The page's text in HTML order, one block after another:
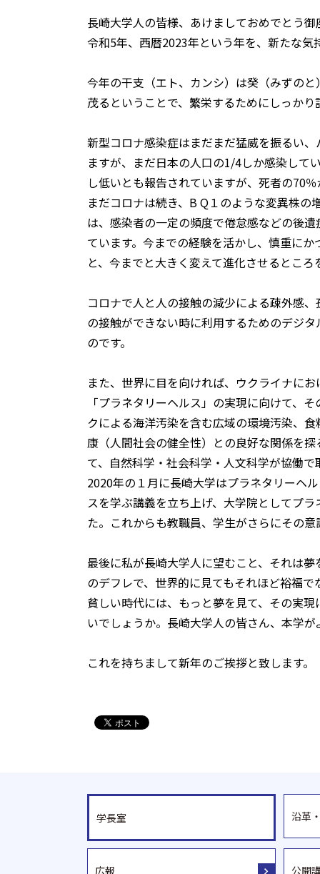
長崎大学人の皆様、あけましておめでとう御
令和5年、西暦2023年という年を、新たな気
今年の干支（エト、カンシ）は癸（みずの
茂るということで、繁栄するためにしっか
新型コロナ感染症はまだまだ猛威を振るい
ますが、まだ日本の人口の1/4しか感染して
し低いとも報告されていますが、死者の70
まだコロナは続き、B Q１のような変異株
は、感染者の一定の頻度で倦怠感などの後
ています。今までの経験を活かし、慎重に
と、今までと大きく変えて進化させるとこ
コロナで人と人の接触の減少による疎外感
の接触ができない時に利用するためのデジ
のです。
また、世界に目を向ければ、ウクライナに
「プラネタリーヘルス」の実現に向けて、
クによる海洋汚染を含む広域の環境汚染、
康（人間社会の健全性）との良好な関係を
て、自然科学・社会科学・人文科学が協働
2020年の１月に長崎大学はプラネタリーヘ
スを学ぶ講義を立ち上げ、大学院としてプ
た。これからも教職員、学生がさらにその
最後に私が長崎大学人に望むこと、それは
のデフレで、世界的に見てもそれほど裕福
貧しい時代には、もっと夢を見て、その実
いでしょうか。長崎大学人の皆さん、本学
これを持ちまして新年のご挨拶と致します。
学長室 沿革
広報 公開